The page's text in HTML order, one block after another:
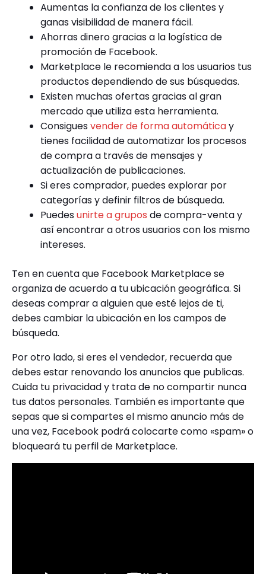
Aumentas la confianza de los clientes y
ganas visibilidad de manera fácil.
Ahorras dinero gracias a la logística de
promoción de Facebook.
Marketplace le recomienda a los usuarios tus
productos dependiendo de sus búsquedas.
Existen muchas ofertas gracias al gran
mercado que utiliza esta herramienta.
Consiguesvender de forma automáticay
tienes facilidad de automatizar los procesos
de compra a través de mensajes y
actualización de publicaciones.
Si eres comprador, puedes explorar por
categorías y definir filtros de búsqueda.
Puedesunirte a grupos de compra-venta y
así encontrar a otros usuarios con los mismo
intereses.
Ten en cuenta que Facebook Marketplace se
organiza de acuerdo a tu ubicación geográfica. Si
deseas comprar a alguien que esté lejos de ti,
debes cambiar la ubicación en los campos de
búsqueda.
Por otro lado, si eres el vendedor, recuerda que
debes estar renovando los anuncios que publicas.
Cuida tu privacidad y trata de no compartir nunca
tus datos personales. También es importante que
sepas que si compartes el mismo anuncio más de
una vez, Facebook podrá colocarte como «spam» o
bloqueará tu perfil de Marketplace.